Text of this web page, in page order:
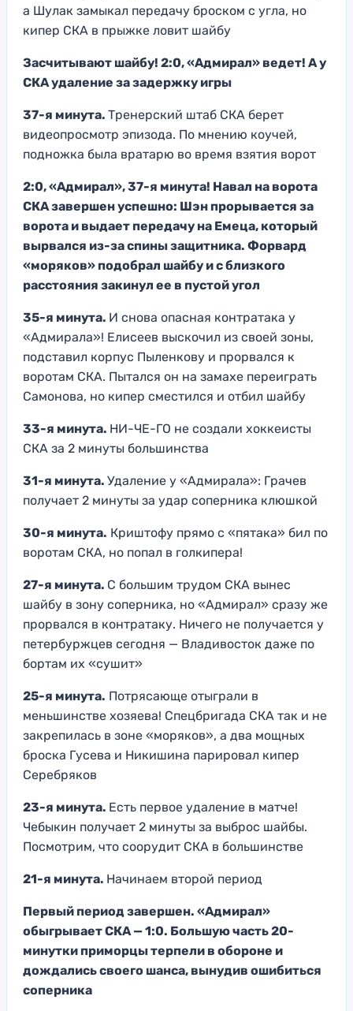
а Шулак замыкал передачу броском с угла, но
кипер СКА в прыжке ловит шайбу
Засчитывают шайбу! 2:0, «Адмирал» ведет! А у
СКА удаление за задержку игры
37-я минута. Тренерский штаб СКА берет
видеопросмотр эпизода. По мнению коучей,
подножка была вратарю во время взятия ворот
2:0, «Адмирал», 37-я минута! Навал на ворота
СКА завершен успешно: Шэн прорывается за
ворота и выдает передачу на Емеца, который
вырвался из-за спины защитника. Форвард
«моряков» подобрал шайбу и с близкого
расстояния закинул ее в пустой угол
35-я минута. И снова опасная контратака у
«Адмирала»! Елисеев выскочил из своей зоны,
подставил корпус Пыленкову и прорвался к
воротам СКА. Пытался он на замахе переиграть
Самонова, но кипер сместился и отбил шайбу
33-я минута. НИ-ЧЕ-ГО не создали хоккеисты
СКА за 2 минуты большинства
31-я минута. Удаление у «Адмирала»: Грачев
получает 2 минуты за удар соперника клюшкой
30-я минута. Криштофу прямо с «пятака» бил по
воротам СКА, но попал в голкипера!
27-я минута. С большим трудом СКА вынес
шайбу в зону соперника, но «Адмирал» сразу же
прорвался в контратаку. Ничего не получается у
петербуржцев сегодня — Владивосток даже по
бортам их «сушит»
25-я минута. Потрясающе отыграли в
меньшинстве хозяева! Спецбригада СКА так и не
закрепилась в зоне «моряков», а два мощных
броска Гусева и Никишина парировал кипер
Серебряков
23-я минута. Есть первое удаление в матче!
Чебыкин получает 2 минуты за выброс шайбы.
Посмотрим, что соорудит СКА в большинстве
21-я минута. Начинаем второй период
Первый период завершен. «Адмирал»
обыгрывает СКА — 1:0. Большую часть 20-
минутки приморцы терпели в обороне и
дождались своего шанса, вынудив ошибиться
соперника